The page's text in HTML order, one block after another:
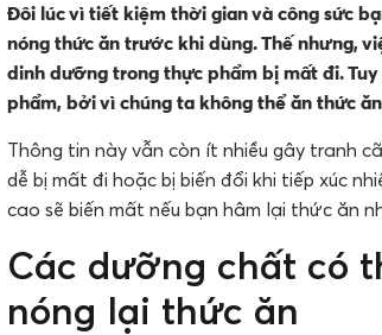
Đôi lúc vì tiết kiệm thời gian và công sức
nóng thức ăn trước khi dùng. Thế nhưng,
dinh dưỡng trong thực phẩm bị mất đi.
phẩm, bởi vì chúng ta không thể ăn thức
Thông tin này vẫn còn ít nhiều gây tranh
dễ bị mất đi hoặc bị biến đổi khi tiếp xúc
cao sẽ biến mất nếu bạn hâm lại thức ăn
Các dưỡng chất có
nóng lại thức ăn